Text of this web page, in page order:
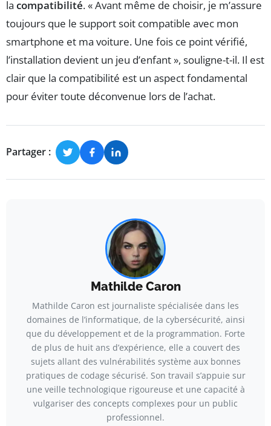
la compatibilité. « Avant même de choisir, je m’assure
toujours que le support soit compatible avec mon
smartphone et ma voiture. Une fois ce point vérifié,
l’installation devient un jeu d’enfant », souligne-t-il. Il est
clair que la compatibilité est un aspect fondamental
pour éviter toute déconvenue lors de l’achat.
Partager :
Mathilde Caron
Mathilde Caron est journaliste spécialisée dans les
domaines de l’informatique, de la cybersécurité, ainsi
que du développement et de la programmation. Forte
de plus de huit ans d’expérience, elle a couvert des
sujets allant des vulnérabilités système aux bonnes
pratiques de codage sécurisé. Son travail s’appuie sur
une veille technologique rigoureuse et une capacité à
vulgariser des concepts complexes pour un public
professionnel.